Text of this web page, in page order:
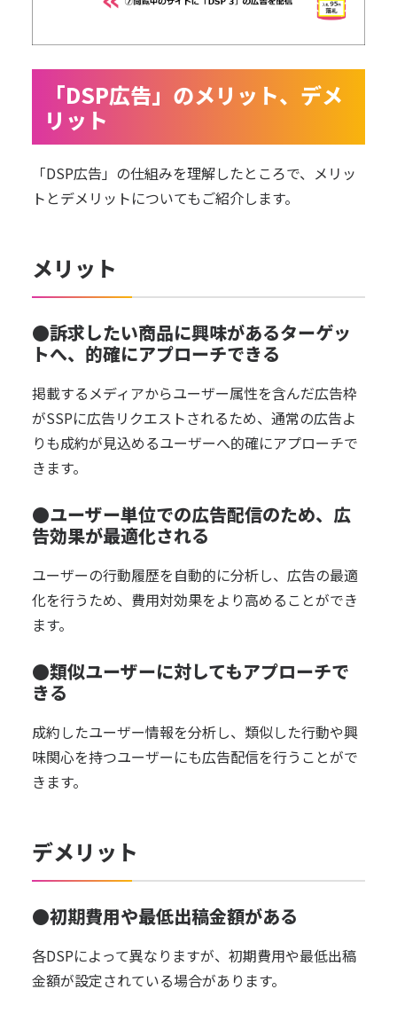
「DSP広告」のメリット、デメ
リット
「DSP広告」の仕組みを理解したところで、メリッ
トとデメリットについてもご紹介します。
メリット
●訴求したい商品に興味があるターゲッ
トへ、的確にアプローチできる
掲載するメディアからユーザー属性を含んだ広告枠
がSSPに広告リクエストされるため、通常の広告よ
りも成約が見込めるユーザーへ的確にアプローチで
きます。
●ユーザー単位での広告配信のため、広
告効果が最適化される
ユーザーの行動履歴を自動的に分析し、広告の最適
化を行うため、費用対効果をより高めることができ
ます。
●類似ユーザーに対してもアプローチで
きる
成約したユーザー情報を分析し、類似した行動や興
味関心を持つユーザーにも広告配信を行うことがで
きます。
デメリット
●初期費用や最低出稿金額がある
各DSPによって異なりますが、初期費用や最低出稿
金額が設定されている場合があります。